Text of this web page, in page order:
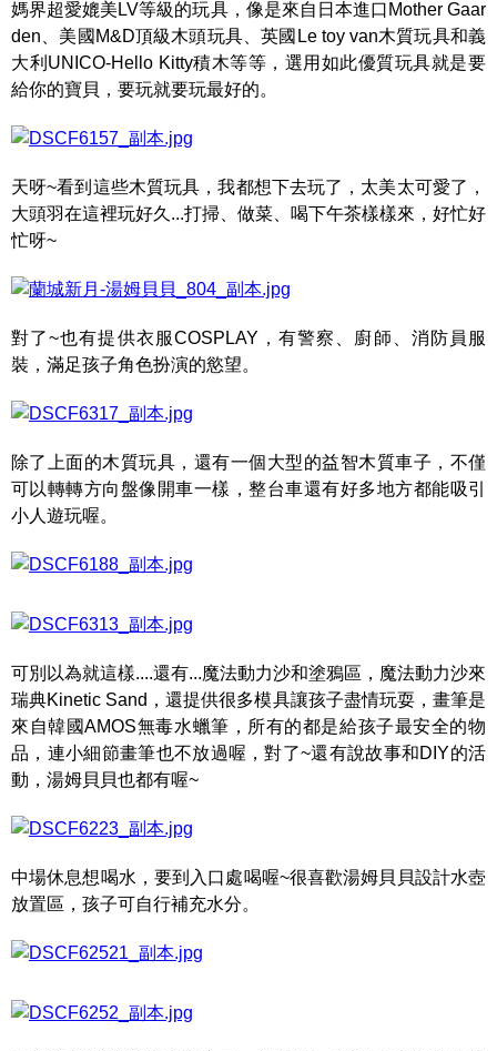
媽界超愛媲美LV等級的玩具，像是來自日本進口Mother Gaar
den、美國M&D頂級木頭玩具、英國Le toy van木質玩具和義
大利UNICO-Hello Kitty積木等等，選用如此優質玩具就是要
給你的寶貝，要玩就要玩最好的。
天呀~看到這些木質玩具，我都想下去玩了，太美太可愛了，
大頭羽在這裡玩好久...打掃、做菜、喝下午茶樣樣來，好忙好
忙呀~
對了~也有提供衣服COSPLAY，有警察、廚師、消防員服
裝，滿足孩子角色扮演的慾望。
除了上面的木質玩具，還有一個大型的益智木質車子，不僅
可以轉轉方向盤像開車一樣，整台車還有好多地方都能吸引
小人遊玩喔。
可別以為就這樣....還有...魔法動力沙和塗鴉區，魔法動力沙來
瑞典Kinetic Sand，還提供很多模具讓孩子盡情玩耍，畫筆是
來自韓國AMOS無毒水蠟筆，所有的都是給孩子最安全的物
品，連小細節畫筆也不放過喔，對了~還有說故事和DIY的活
動，湯姆貝貝也都有喔~
中場休息想喝水，要到入口處喝喔~很喜歡湯姆貝貝設計水壺
放置區，孩子可自行補充水分。